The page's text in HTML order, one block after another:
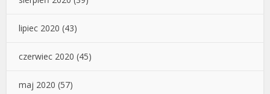
lipiec 2020 (43)
czerwiec 2020 (45)
maj 2020 (57)